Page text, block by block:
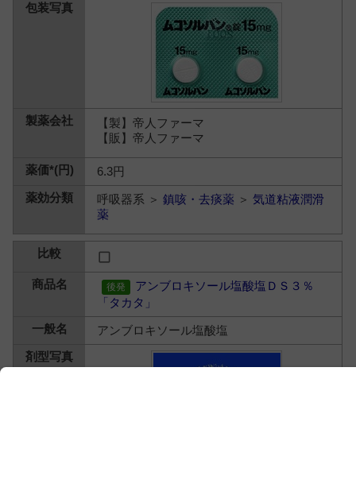
【製】帝人ファーマ
【販】帝人ファーマ
6.3円
呼吸器系 ＞鎮咳・去痰薬 ＞気道粘液潤滑
薬
アンブロキソール塩酸塩ＤＳ３％
「タカタ」
アンブロキソール塩酸塩